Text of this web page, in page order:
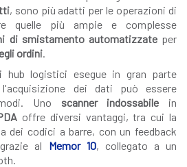
, sono più adatti per le operazioni di
quelle più ampie e complesse
di smistamento automatizzateper
ordini
hub logistici esegue in gran parte
dei dati può essere
Uno scanner indossabile in
offre diversi vantaggi, tra cui la
dei codici a barre, con un feedback
al Memor 10, collegato a un